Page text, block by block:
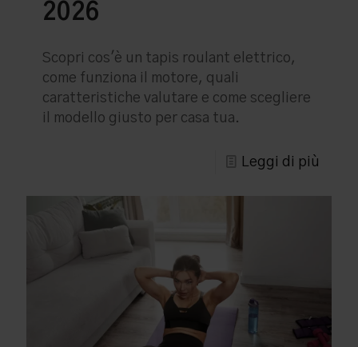
2026
Scopri cos'è un tapis roulant elettrico,
come funziona il motore, quali
caratteristiche valutare e come scegliere
il modello giusto per casa tua.
Leggi di più